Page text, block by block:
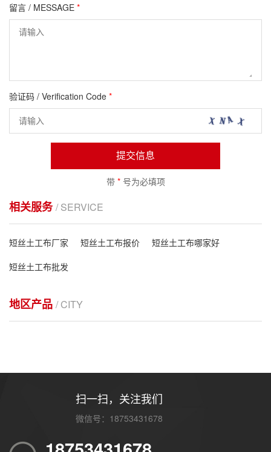
留言 / MESSAGE *
验证码 / Verification Code *
提交信息
带 *号为必填项
相关服务/ SERVICE
短丝土工布厂家 短丝土工布报价
短丝土工布哪家好
短丝土工布批发
地区产品 / CITY
扫一扫，关注我们
微信号：18753431678